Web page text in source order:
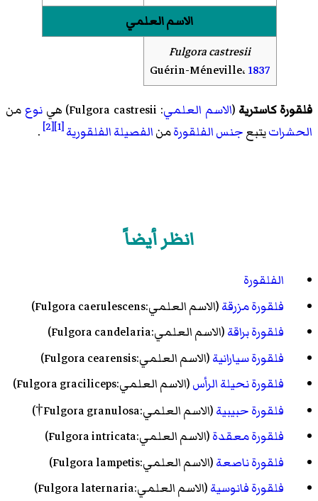
الاسم العلمي
Fulgora castresii
Guérin-Méneville،1837
فلقورة كاسترية (الاسم العلمي:
Fulgora castresii) هينوع من
الحشراتيتبعجنسالفلقورةمنالفصيلةالفلقورية[1]
[2]
.
انظر أيضاً
الفلقورة
فلقورة مزرقة(الاسم العلمي:Fulgora caerulescens)
فلقورة براقة(الاسم العلمي:Fulgora candelaria)
فلقورة سيارانية(الاسم العلمي:Fulgora cearensis)
فلقورة نحيلة الرأس(الاسم العلمي:Fulgora graciliceps)
فلقورة حبيبية(الاسم العلمي:Fulgora granulosa†)
فلقورة معقدة(الاسم العلمي:Fulgora intricata)
فلقورة ناصعة(الاسم العلمي:Fulgora lampetis)
فلقورة فانوسية(الاسم العلمي:Fulgora laternaria)